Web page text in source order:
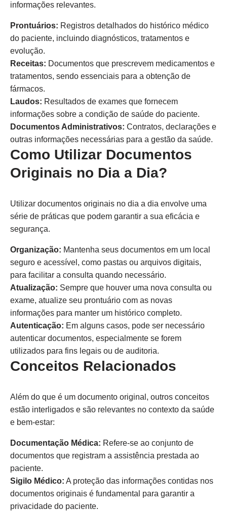
informações relevantes.
Prontuários: Registros detalhados do histórico médico
do paciente, incluindo diagnósticos, tratamentos e
evolução.
Receitas: Documentos que prescrevem medicamentos e
tratamentos, sendo essenciais para a obtenção de
fármacos.
Laudos: Resultados de exames que fornecem
informações sobre a condição de saúde do paciente.
Documentos Administrativos: Contratos, declarações e
outras informações necessárias para a gestão da saúde.
Como Utilizar Documentos
Originais no Dia a Dia?
Utilizar documentos originais no dia a dia envolve uma
série de práticas que podem garantir a sua eficácia e
segurança.
Organização: Mantenha seus documentos em um local
seguro e acessível, como pastas ou arquivos digitais,
para facilitar a consulta quando necessário.
Atualização: Sempre que houver uma nova consulta ou
exame, atualize seu prontuário com as novas
informações para manter um histórico completo.
Autenticação: Em alguns casos, pode ser necessário
autenticar documentos, especialmente se forem
utilizados para fins legais ou de auditoria.
Conceitos Relacionados
Além do que é um documento original, outros conceitos
estão interligados e são relevantes no contexto da saúde
e bem-estar:
Documentação Médica: Refere-se ao conjunto de
documentos que registram a assistência prestada ao
paciente.
Sigilo Médico: A proteção das informações contidas nos
documentos originais é fundamental para garantir a
privacidade do paciente.